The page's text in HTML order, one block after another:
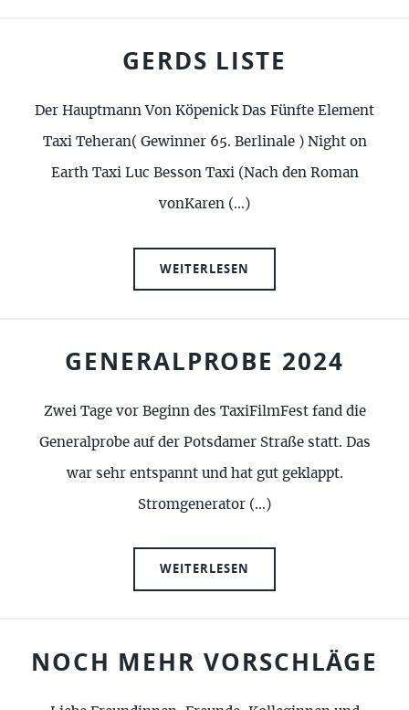
GERDS LISTE
Der Hauptmann Von Köpenick Das Fünfte Element
Taxi Teheran( Gewinner 65. Berlinale ) Night on
Earth Taxi Luc Besson Taxi (Nach den Roman
vonKaren (…)
WEITERLESEN
GENERALPROBE 2024
Zwei Tage vor Beginn des TaxiFilmFest fand die
Generalprobe auf der Potsdamer Straße statt. Das
war sehr entspannt und hat gut geklappt.
Stromgenerator (…)
WEITERLESEN
NOCH MEHR VORSCHLÄGE